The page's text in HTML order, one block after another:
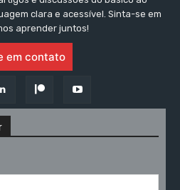
clara e acessível. Sinta-se em
aprender juntos!
em contato